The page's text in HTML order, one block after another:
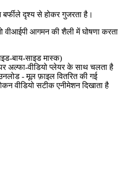
दृश्य से होकर गुजरता है।
वीआईपी आगमन की शैली में घोषणा करता
बाय-साइड मास्क)
अल्फा-वीडियो प्लेयर के साथ चलता है
- मूल फ़ाइल वितरित की गई
वीडियो सटीक एनीमेशन दिखाता है